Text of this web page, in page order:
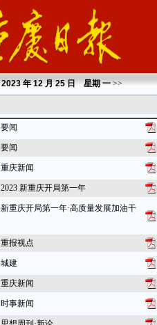
2023 年 12 月 25 日 星期一 >>
要闻
要闻
重庆新闻
2023 新重庆开局第一年
新重庆开局第一年·高质量发展加油干
重报视点
城建
重庆新闻
时事新闻